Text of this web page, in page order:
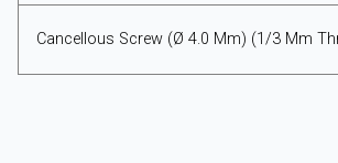
Cancellous Screw (Ø 4.0 Mm) (1/3 Mm